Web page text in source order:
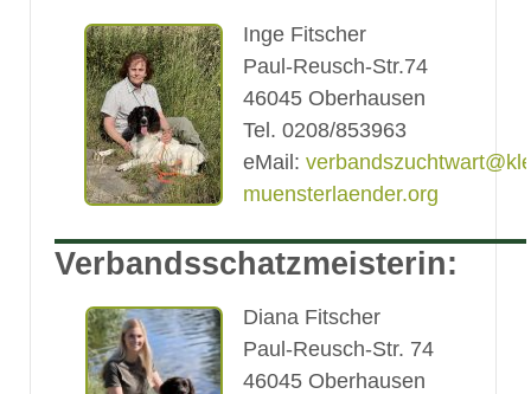
Inge Fitscher
Paul-Reusch-Str.74
46045 Oberhausen
Tel. 0208/853963
eMail:
muensterlaender.org
Verbandsschatzmeisterin:
Diana Fitscher
Paul-Reusch-Str. 74
46045 Oberhausen